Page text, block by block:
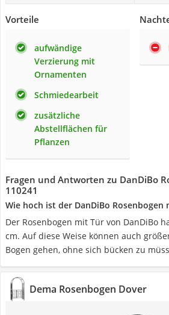
Vorteile
aufwändige
Verzierung mit
Ornamenten
Schmiedearbeit
zusätzliche
Abstellflächen für
Pflanzen
Fragen und Antworten zu DanDiBo
110241
Wie hoch ist der DanDiBo Rosenbogen
Der Rosenbogen mit Tür von DanDiBo
cm. Auf diese Weise können auch
Bogen gehen, ohne sich bücken zu
Dema Rosenbogen Dover